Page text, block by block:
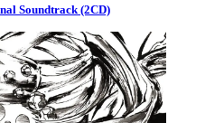
Soundtrack (2CD)